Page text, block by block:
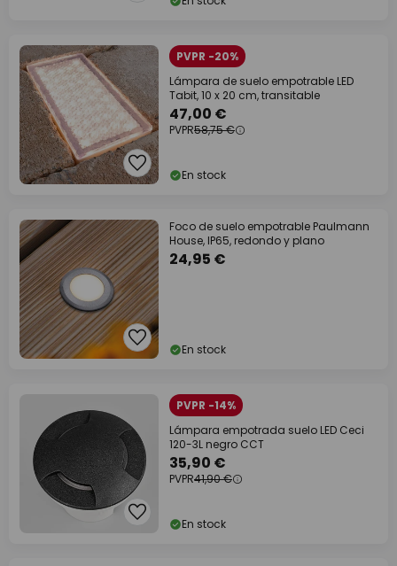
PVPR -20%
Lámpara de suelo empotrable LED
Tabit, 10 x 20 cm, transitable
47,00 €
PVPR58,75 €
En stock
Foco de suelo empotrable Paulmann
House, IP65, redondo y plano
24,95 €
En stock
PVPR -14%
Lámpara empotrada suelo LED Ceci
120-3L negro CCT
35,90 €
PVPR41,90 €
En stock